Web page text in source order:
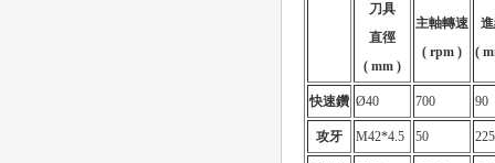
刀具
直徑
( mm )
主軸轉速
( rpm )
(
快速鑽 Ø40 700 90
攻牙 M42*4.5 50 225